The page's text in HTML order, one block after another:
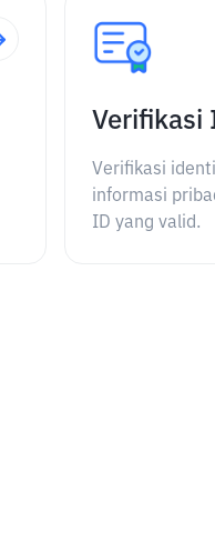
Verifikasi
Verifikasi
informasi
ID yang valid.